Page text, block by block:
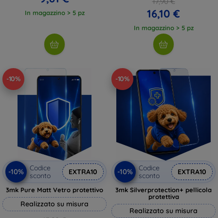
In magazzino > 5 pz 16,10 €
In magazzino > 5 pz
-10%
-10%
Codice
sconto
EXTRA10
3mk Pure Matt Vetro protettivo
Realizzato su misura
-10%
-10%
Codice
sconto
EXTRA10
3mk Silverprotection+ pellicola
protettiva
Realizzato su misura